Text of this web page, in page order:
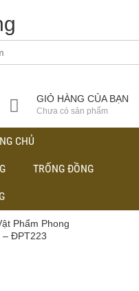
GIỎ HÀNG CỦA BẠN
Chưa có sản phẩm
CHỦ
TRỐNG ĐỒNG
Phẩm Phong
– ĐPT223